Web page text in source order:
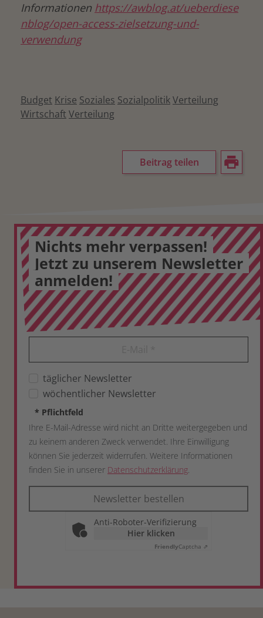
Informationen https://awblog.at/ueberdiese
nblog/open-access-zielsetzung-und-
verwendung
Budget Krise Soziales SozialpolitikVerteilung
Wirtschaft Verteilung
Beitrag teilen
Nichts mehr verpassen!
Jetzt zu unserem Newsletter
anmelden!
täglicher Newsletter
wöchentlicher Newsletter
* Pflichtfeld
Ihre E-Mail-Adresse wird nicht an Dritte weitergegeben und
zu keinem anderen Zweck verwendet. Ihre Einwilligung
können Sie jederzeit widerrufen. Weitere Informationen
finden Sie in unserer Datenschutzerklärung.
Newsletter bestellen
Anti-Roboter-Verifizierung
Hier klicken
FriendlyCaptcha ⇗